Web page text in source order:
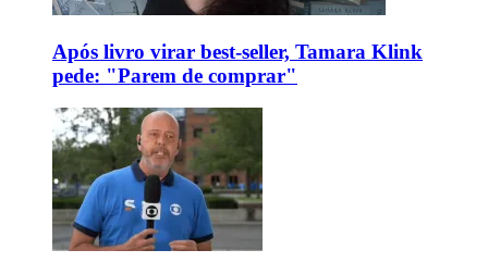
Após livro virar best-seller, Tamara Klink
pede: "Parem de comprar"